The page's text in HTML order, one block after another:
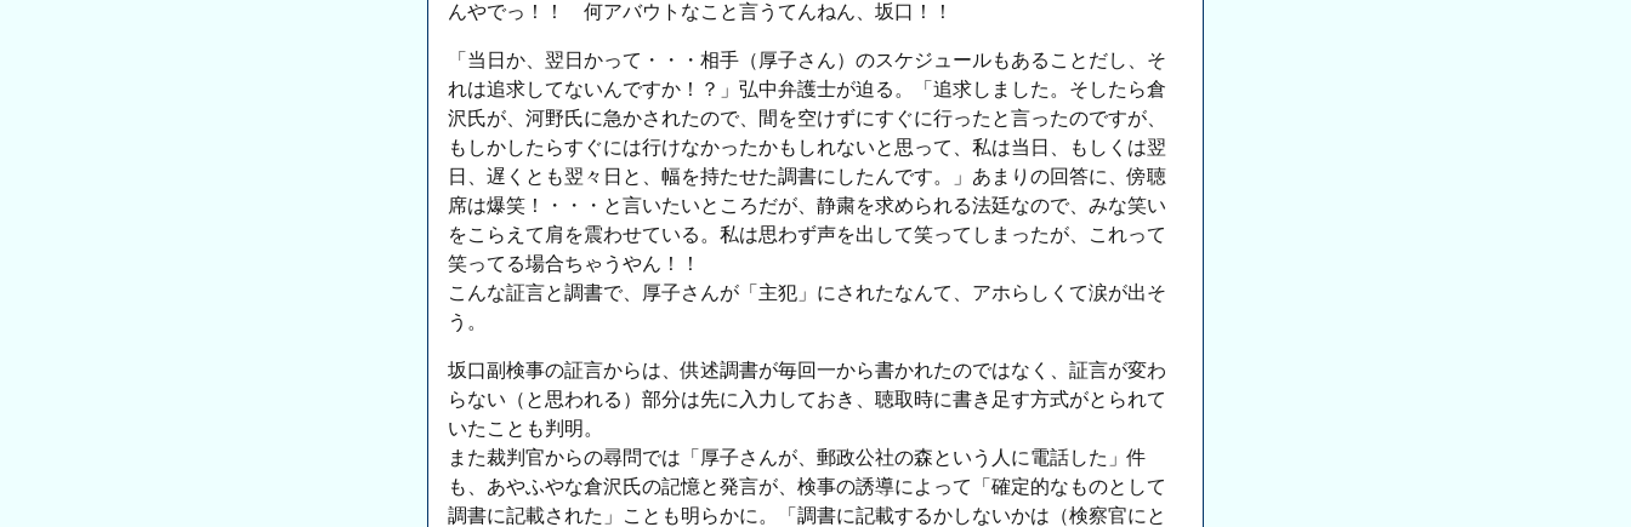
んやでっ！！ 何アバウトなこと言うてんねん、坂口！！
「当日か、翌日かって・・・相手（厚子さん）のスケジュールもあることだし、そ
れは追求してないんですか！？」弘中弁護士が迫る。「追求しました。そしたら倉
沢氏が、河野氏に急かされたので、間を空けずにすぐに行ったと言ったのですが、
もしかしたらすぐには行けなかったかもしれないと思って、私は当日、もしくは翌
日、遅くとも翌々日と、幅を持たせた調書にしたんです。」あまりの回答に、傍聴
席は爆笑！・・・と言いたいところだが、静粛を求められる法廷なので、みな笑い
をこらえて肩を震わせている。私は思わず声を出して笑ってしまったが、これって
笑ってる場合ちゃうやん！！
こんな証言と調書で、厚子さんが「主犯」にされたなんて、アホらしくて涙が出そ
う。
坂口副検事の証言からは、供述調書が毎回一から書かれたのではなく、証言が変わ
らない（と思われる）部分は先に入力しておき、聴取時に書き足す方式がとられて
いたことも判明。
また裁判官からの尋問では「厚子さんが、郵政公社の森という人に電話した」件
も、あやふやな倉沢氏の記憶と発言が、検事の誘導によって「確定的なものとして
調書に記載された」ことも明らかに。「調書に記載するかしないかは（検察官にと